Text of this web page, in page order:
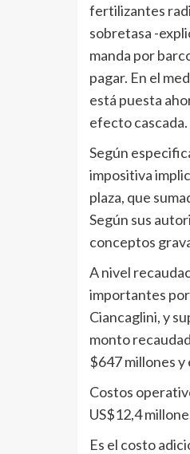
fertilizantes
sobretasa -
manda por
pagar. En el
está puesta
efecto cascada.
Según
impositiva
plaza, que
Según sus
conceptos
A nivel
importantes
Ciancaglini, y
monto
$647 millones y
Costos
US$12,4
Es el costo